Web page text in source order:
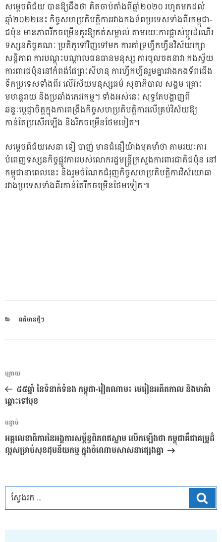
សម្តេចពិជ័យ បានឱ្យដឹងថា គិតចាប់តាំងពីឆ្នាំ២០២០ រហូតមកដល់
ឆ្នាំ២០២២នេះ កិច្ចសហប្រតិបត្តិការរវាងកងទ័ពប្រទេសទាំងពីរកម្ពុជា-
ជប៉ុន មានភាពរីកចម្រើនគួរឱ្យកត់សម្គាល់ តាមរយៈការផ្លាស់ប្តូរដំណើរ
ទស្សនកិច្ចគណៈ ប្រតិភូទៅវិញទៅមក ការគាំទ្រហ្វឹកហ្វឺនវិស័យរក្សា
សន្តិភាព ការបណ្ដុះបណ្តាលធនធានមនុស្ស ការចូលចតនាវា កងស្វ័យ
ការពារជប៉ុននៅកំពង់ផែព្រះសីហនុ ការហ្វឹកហ្វឺនរួមគ្នារវាងកងទ័ពជើង
ទឹកប្រទេសទាំងពីរ លើវិស័យមនុស្សធម៌ សុខាភិបាល សង្គម គ្រោះ
មហន្តរាយ និងប្រឆាំងភេរវកម្ម។ ទាំងអស់នេះ សុទ្ធតែបង្ហាញពី
ឆន្ទៈប្តេជ្ញាចិត្តក្នុងការពង្រឹងកិច្ចសហប្រតិបត្តិការលើគ្រប់វិស័យឱ្យ
កាន់តែប្រសើរឡើង និងរីកចម្រើនថែមទៀត។
សម្តេចពិជ័យសេនា ទៀ បាញ់ មានជំនឿយ៉ាងមុតមាំថា តាមរយៈការ
បំពេញទស្សនកិច្ចផ្លូវការរបស់លោករដ្ឋមន្ត្រីក្រសួងការពារជាតិជប៉ុន នៅ
កម្ពុជានាពេលនេះ និងរួមចំណែកជំរុញកិច្ចសហប្រតិបត្តិការវិស័យោធា
រវាងប្រទេសទាំងពីរកាន់តែរីកចម្រើនថែមទៀត៕
CATEGORIES
ពត៌មានថ្មីៗ
ការ​
នាំទិស​
ប្រកាស
អត្ថបទ
មុន
ក្រោយ
៥៥ឆ្នាំ នៃទំនាក់ទំនង កម្ពុជា-វៀតណាម៖ មេរៀនអតីតកាល និងមាគ៌ា
ឆ្ពោះទៅមុខ
អត្ថបទ
បន្ទាប់
បន្ទាប់
អគ្គលេខាធិការនៃអង្គការសម្ព័ន្ធពិភពឥស្លាម លើកឡើងថា កម្ពុជាគឺជាគម្រូដ៏
ល្អសម្រាប់សុខដុមនីយកម្ម ក្នុងចំណោមសាសនាផ្សេងគ្នា